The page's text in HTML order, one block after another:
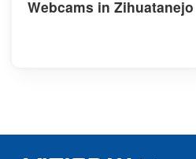
Webcams in Zihuatanejo